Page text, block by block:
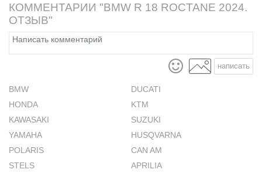
КОММЕНТАРИИ "BMW R 18 ROCTANE 2024.
ОТЗЫВ"
написать
BMW
DUCATI
HONDA
KTM
KAWASAKI
SUZUKI
YAMAHA
HUSQVARNA
POLARIS
CAN AM
STELS
APRILIA